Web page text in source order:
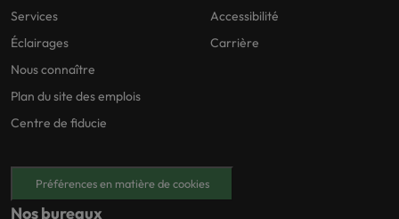
Services
Éclairages
Nous connaître
Plan du site des emplois
Centre de fiducie
Accessibilité
Carrière
Préférences en matière de cookies
Nos bureaux